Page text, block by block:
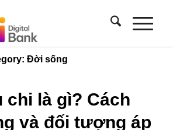
Đời sống
chi là gì? Cách
và đối tượng áp